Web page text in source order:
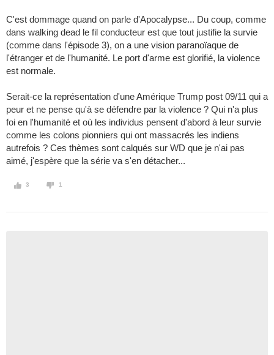
C'est dommage quand on parle d'Apocalypse... Du coup, comme
dans walking dead le fil conducteur est que tout justifie la survie
(comme dans l'épisode 3), on a une vision paranoïaque de
l'étranger et de l'humanité. Le port d'arme est glorifié, la violence
est normale.
Serait-ce la représentation d'une Amérique Trump post 09/11 qui a
peur et ne pense qu'à se défendre par la violence ? Qui n'a plus
foi en l'humanité et où les individus pensent d'abord à leur survie
comme les colons pionniers qui ont massacrés les indiens
autrefois ? Ces thèmes sont calqués sur WD que je n'ai pas
aimé, j'espère que la série va s'en détacher...
3 1